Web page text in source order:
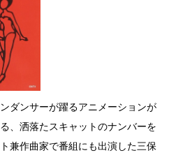
ダンサーが躍るアニメーションが
、洒落たスキャットのナンバーを
兼作曲家で番組にも出演した三保